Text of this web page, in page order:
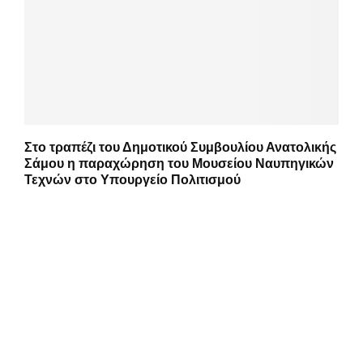
Στο τραπέζι του Δημοτικού Συμβουλίου Ανατολικής
Σάμου η παραχώρηση του Μουσείου Ναυπηγικών
Τεχνών στο Υπουργείο Πολιτισμού